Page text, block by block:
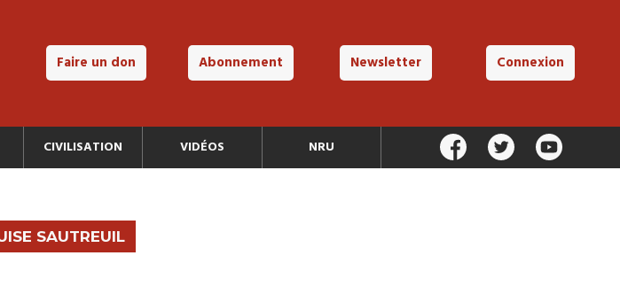
Faire un don Abonnement Newsletter Connexion
CIVILISATION VIDÉOS NRU
SAUTREUIL